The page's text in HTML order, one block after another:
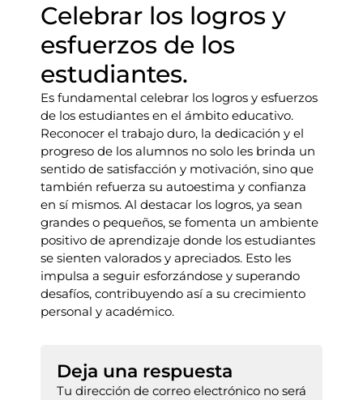
Celebrar los logros y
esfuerzos de los
estudiantes.
Es fundamental celebrar los logros y esfuerzos
de los estudiantes en el ámbito educativo.
Reconocer el trabajo duro, la dedicación y el
progreso de los alumnos no solo les brinda un
sentido de satisfacción y motivación, sino que
también refuerza su autoestima y confianza
en sí mismos. Al destacar los logros, ya sean
grandes o pequeños, se fomenta un ambiente
positivo de aprendizaje donde los estudiantes
se sienten valorados y apreciados. Esto les
impulsa a seguir esforzándose y superando
desafíos, contribuyendo así a su crecimiento
personal y académico.
Deja una respuesta
Tu dirección de correo electrónico no será